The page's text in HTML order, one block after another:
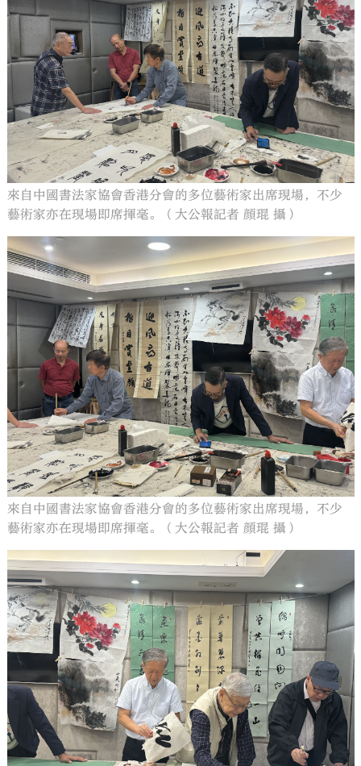
來自中國書法家協會香港分會的多位藝術家出席現場，不少
藝術家亦在現場即席揮毫。（大公報記者 顔琨 攝）
來自中國書法家協會香港分會的多位藝術家出席現場，不少
藝術家亦在現場即席揮毫。（大公報記者 顔琨 攝）